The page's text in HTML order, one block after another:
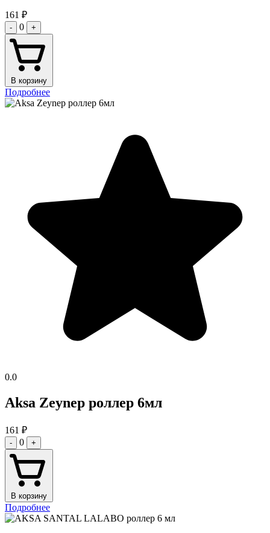
161 ₽
- 0 +
В корзину
Подробнее
0.0
Aksa Zeynep роллер 6мл
161 ₽
- 0 +
В корзину
Подробнее